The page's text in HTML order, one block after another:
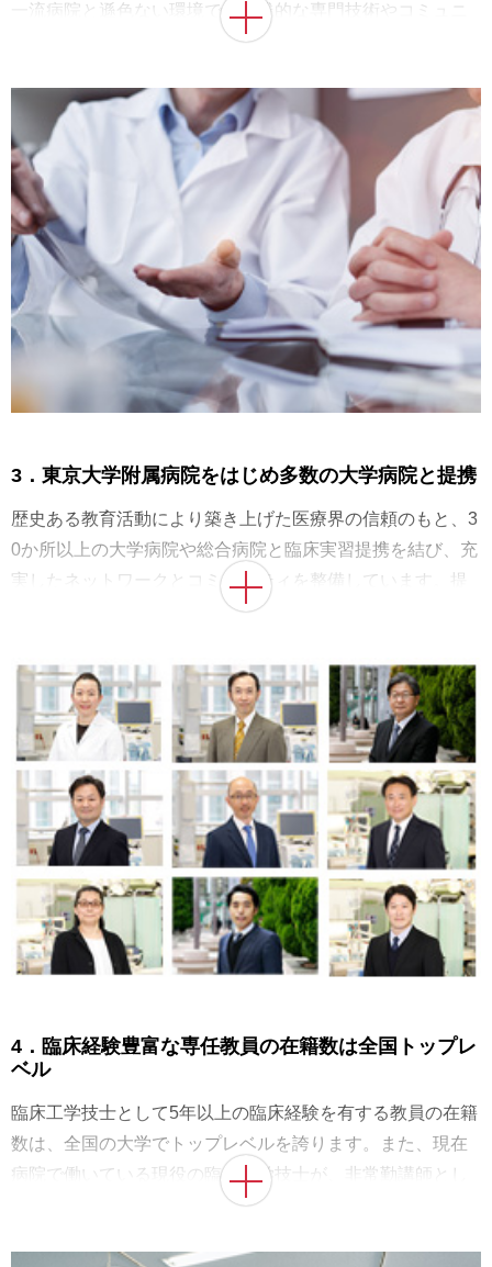
一流病院と遜色ない環境で、実践的な専門技術やコミュニ
ケーション能力を修得することができます。導入する先端
式膜型人工肺）のほか、2021年よりVR（仮想現実）シミュ
レータ、2022年よりAR（拡張現実）支援システムの試用を
開始。臨床工学の実習教育にVR／ARを導入している例
は、国内外で本学のみ（※）です。
※2023年現在
3．東京大学附属病院をはじめ多数の大学病院と提携
歴史ある教育活動により築き上げた医療界の信頼のもと、3
0か所以上の大学病院や総合病院と臨床実習提携を結び、充
実したネットワークとコミュニティを整備しています。提
携病院の数は全国屈指であり、学生は自分に適した環境で
＜提携する大学病院の一例＞ 東京大学医学部附属病院、東
邦大学医療センター大橋病院、東京慈恵会医科大学附属病
院、慶應義塾大学病院、横浜市立大学附属病院 など
4．臨床経験豊富な専任教員の在籍数は全国トップレ
ベル
臨床工学技士として5年以上の臨床経験を有する教員の在籍
数は、全国の大学でトップレベルを誇ります。また、現在
病院で働いている現役の臨床工学技士が、非常勤講師とし
て多数在籍しており、医療の第一線で求められる最新の知